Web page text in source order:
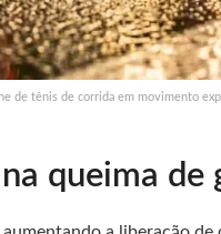
de tênis de corrida em movimento
queima de